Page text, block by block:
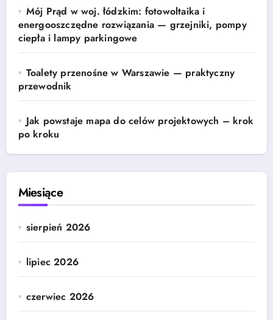
Mój Prąd w woj. łódzkim: fotowoltaika i
energooszczędne rozwiązania — grzejniki, pompy
ciepła i lampy parkingowe
Toalety przenośne w Warszawie — praktyczny
przewodnik
Jak powstaje mapa do celów projektowych – krok
po kroku
Miesiące
sierpień 2026
lipiec 2026
czerwiec 2026